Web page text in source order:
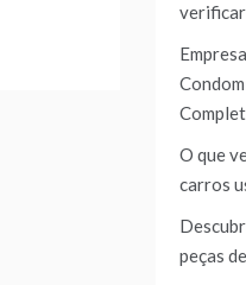
O que
carros
peças